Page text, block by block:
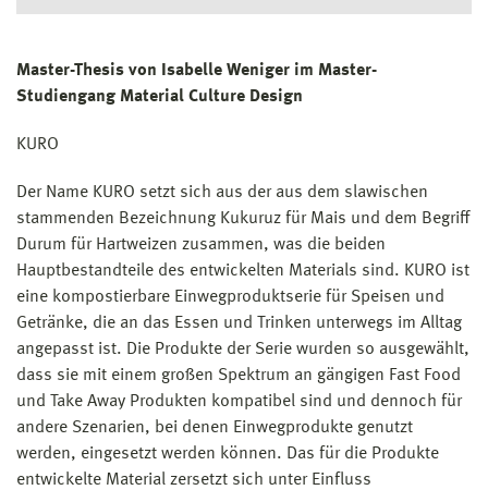
Master-Thesis von Isabelle Weniger im Master-
Studiengang Material Culture Design
KURO
Der Name KURO setzt sich aus der aus dem slawischen
stammenden Bezeichnung Kukuruz für Mais und dem Begriff
Durum für Hartweizen zusammen, was die beiden
Hauptbestandteile des entwickelten Materials sind. KURO ist
eine kompostierbare Einwegproduktserie für Speisen und
Getränke, die an das Essen und Trinken unterwegs im Alltag
angepasst ist. Die Produkte der Serie wurden so ausgewählt,
dass sie mit einem großen Spektrum an gängigen Fast Food
und Take Away Produkten kompatibel sind und dennoch für
andere Szenarien, bei denen Einwegprodukte genutzt
werden, eingesetzt werden können. Das für die Produkte
entwickelte Material zersetzt sich unter Einfluss